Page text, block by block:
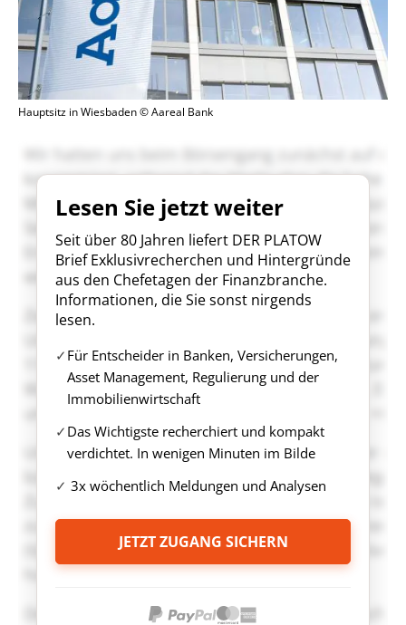
Hauptsitz in Wiesbaden © Aareal Bank
Lesen Sie jetzt weiter
Seit über 80 Jahren liefert DER PLATOW
Brief Exklusivrecherchen und Hintergründe
aus den Chefetagen der Finanzbranche.
Informationen, die Sie sonst nirgends
lesen.
Für Entscheider in Banken, Versicherungen,
Asset Management, Regulierung und der
Immobilienwirtschaft
Das Wichtigste recherchiert und kompakt
verdichtet. In wenigen Minuten im Bilde
3x wöchentlich Meldungen und Analysen
JETZT ZUGANG SICHERN